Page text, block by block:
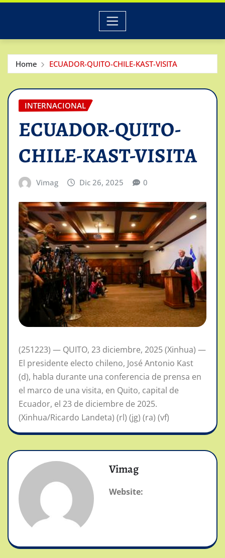
Home ECUADOR-QUITO-CHILE-KAST-VISITA
INTERNACIONAL
ECUADOR-QUITO-
CHILE-KAST-VISITA
Vimag Dic 26, 2025 0
(251223) — QUITO, 23 diciembre, 2025 (Xinhua) —
El presidente electo chileno, José Antonio Kast
(d), habla durante una conferencia de prensa en
el marco de una visita, en Quito, capital de
Ecuador, el 23 de diciembre de 2025.
(Xinhua/Ricardo Landeta) (rl) (jg) (ra) (vf)
Vimag
Website: